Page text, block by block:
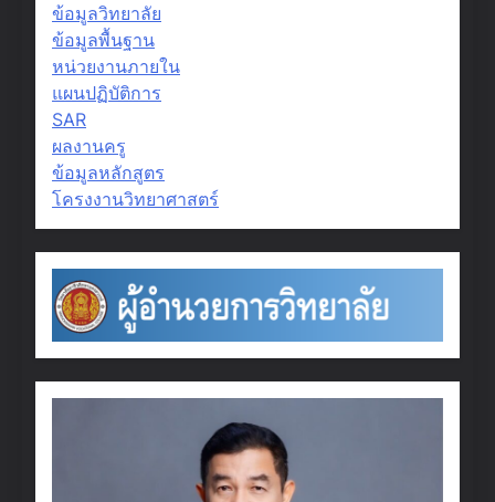
ข้อมูลวิทยาลัย
ข้อมูลพื้นฐาน
หน่วยงานภายใน
แผนปฏิบัติการ
SAR
ผลงานครู
ข้อมูลหลักสูตร
โครงงานวิทยาศาสตร์